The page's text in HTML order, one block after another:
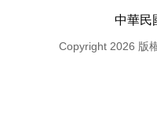
中華民
Copyright 2026 版